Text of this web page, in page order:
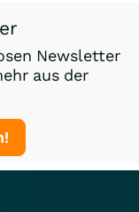
Newsletter
aus der